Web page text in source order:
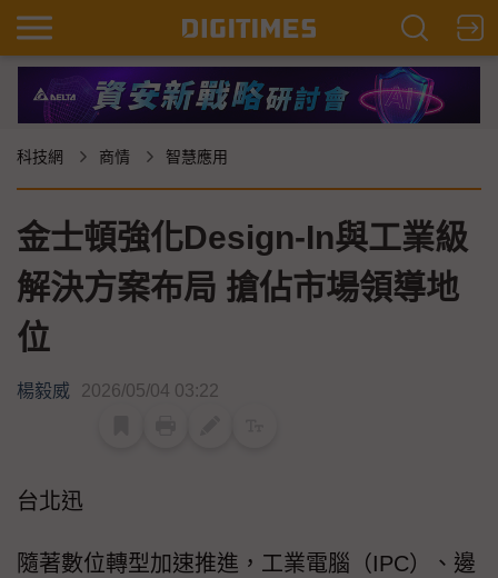
科技網 商情 智慧應用
金士頓強化Design-In與工業級
解決方案布局 搶佔市場領導地
位
楊毅威 2026/05/04 03:22
台北迅
隨著數位轉型加速推進，工業電腦（IPC）、邊